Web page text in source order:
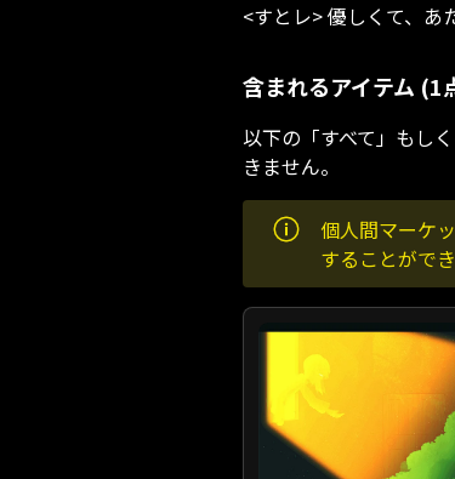
<すとレ> 優しくて、あ
含まれるアイテム (1
以下の「すべて」もし
きません。
個人間マーケ
することができ